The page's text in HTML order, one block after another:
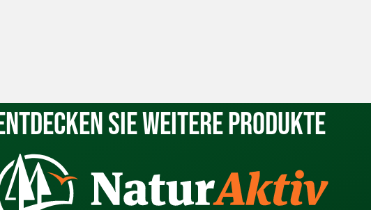
Sie weitere Produkte